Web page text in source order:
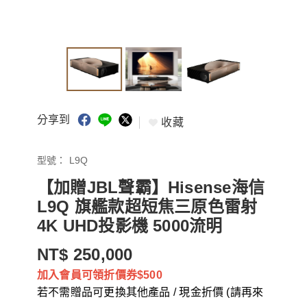
分享到 收藏
型號： L9Q
【加贈JBL聲霸】Hisense海信
L9Q 旗艦款超短焦三原色雷射
4K UHD投影機 5000流明
NT$ 250,000
加入會員可領折價券$500
若不需贈品可更換其他產品 / 現金折價 (請再來